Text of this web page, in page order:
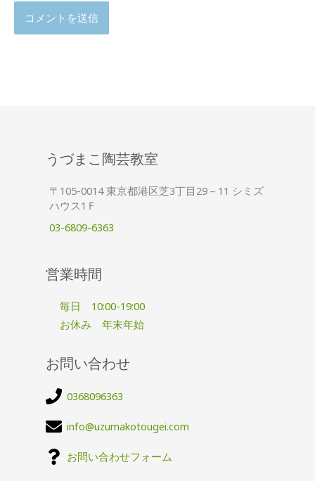
うづまこ陶芸教室
〒105-0014 東京都港区芝3丁目29－11 シミズ
ハウス1Ｆ
03-6809-6363
営業時間
毎日 10:00-19:00
お休み 年末年始
お問い合わせ
0368096363
info@uzumakotougei.com
お問い合わせフォーム